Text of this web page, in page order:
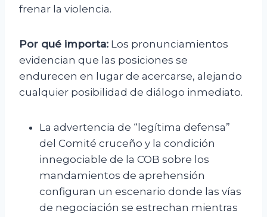
frenar la violencia.
Por qué importa: Los pronunciamientos
evidencian que las posiciones se
endurecen en lugar de acercarse, alejando
cualquier posibilidad de diálogo inmediato.
La advertencia de “legítima defensa”
del Comité cruceño y la condición
innegociable de la COB sobre los
mandamientos de aprehensión
configuran un escenario donde las vías
de negociación se estrechan mientras